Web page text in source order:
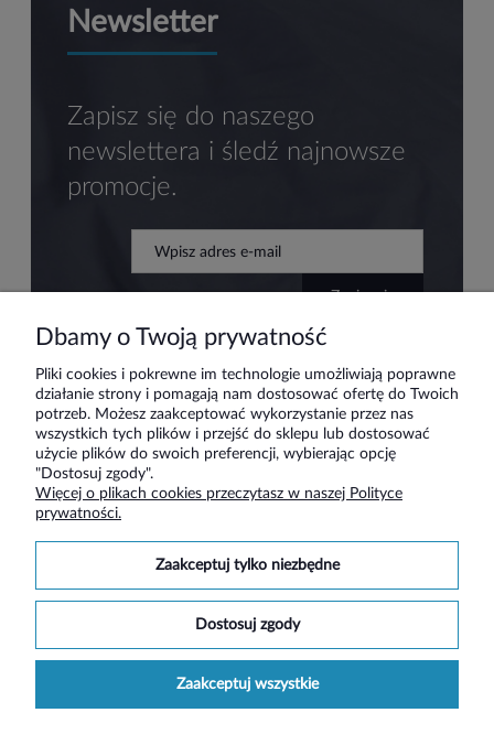
Newsletter
Zapisz się do naszego
newslettera i śledź najnowsze
promocje.
zapisz się
Pomoc
O nas
Social media
Dbamy o Twoją prywatność
Pliki cookies i pokrewne im technologie umożliwiają poprawne
działanie strony i pomagają nam dostosować ofertę do Twoich
potrzeb. Możesz zaakceptować wykorzystanie przez nas
wszystkich tych plików i przejść do sklepu lub dostosować
użycie plików do swoich preferencji, wybierając opcję
"Dostosuj zgody".
Więcej o plikach cookies przeczytasz w naszej Polityce
prywatności.
zaakceptuj tylko niezbędne
dostosuj zgody
zaakceptuj wszystkie